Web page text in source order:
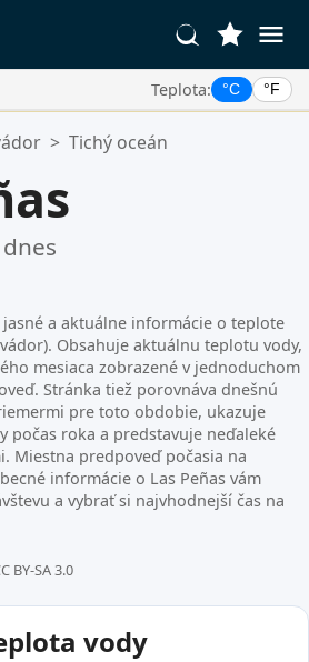
Teplota: °C °F
> Tichý oceán
a aktuálne informácie o teplote
Obsahuje aktuálnu teplotu vody,
mesiaca zobrazené v jednoduchom
Stránka tiež porovnáva dnešnú
pre toto obdobie, ukazuje
počas roka a predstavuje neďaleké
Miestna predpoveď počasia na
informácie o Las Peñas vám
a vybrať si najvhodnejší čas na
BY-SA 3.0
vody